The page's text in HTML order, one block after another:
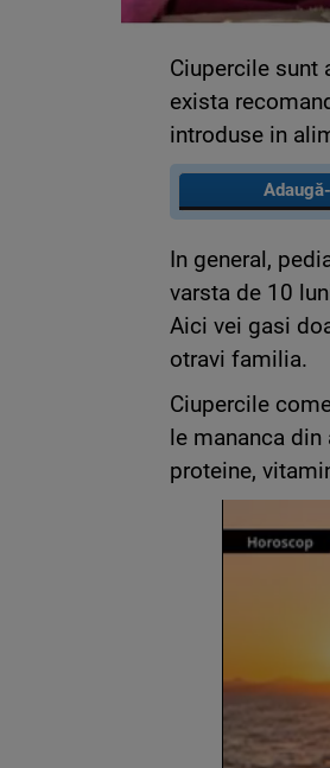
Ciupercile sunt
exista
introduse in
In general,
varsta de 10
Aici vei gasi
otravi familia.
Ciupercile
le mananca
proteine,